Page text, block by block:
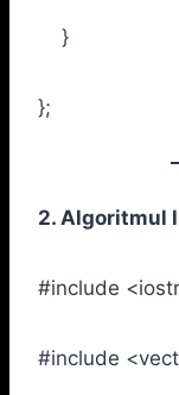
}
};
2. Algoritmul
#include
#include